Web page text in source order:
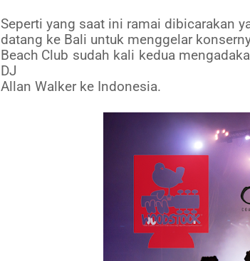
Seperti yang saat ini ramai dibicarakan
datang ke Bali untuk menggelar
Beach Club sudah kali kedua
DJ
Allan Walker ke Indonesia.